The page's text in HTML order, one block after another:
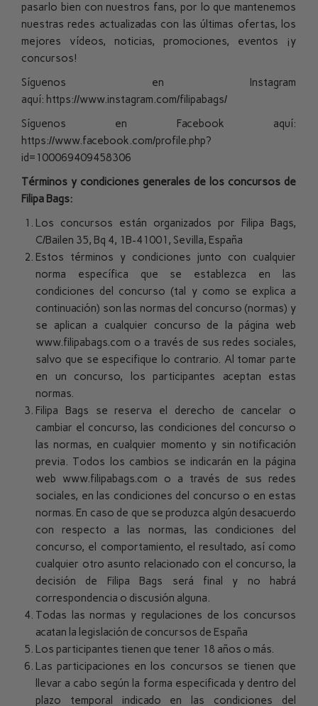
pasarlo bien con nuestros fans, por lo que mantenemos
nuestras redes actualizadas con las últimas ofertas, los
mejores vídeos, noticias, promociones, eventos ¡y
concursos!
Síguenos en Instagram
aquí: https://www.instagram.com/filipabags/
Síguenos en Facebook aquí:
https://www.facebook.com/profile.php?
id=100069409458306
Términos y condiciones generales de los concursos de
Filipa Bags:
Los concursos están organizados por Filipa Bags,
C/Bailen 35, Bq 4, 1B-41001, Sevilla, España
Estos términos y condiciones junto con cualquier
norma específica que se establezca en las
condiciones del concurso (tal y como se explica a
continuación) son las normas del concurso (normas) y
se aplican a cualquier concurso de la página web
www.filipabags.com o a través de sus redes sociales,
salvo que se especifique lo contrario. Al tomar parte
en un concurso, los participantes aceptan estas
normas.
Filipa Bags se reserva el derecho de cancelar o
cambiar el concurso, las condiciones del concurso o
las normas, en cualquier momento y sin notificación
previa. Todos los cambios se indicarán en la página
web www.filipabags.com o a través de sus redes
sociales, en las condiciones del concurso o en estas
normas. En caso de que se produzca algún desacuerdo
con respecto a las normas, las condiciones del
concurso, el comportamiento, el resultado, así como
cualquier otro asunto relacionado con el concurso, la
decisión de Filipa Bags será final y no habrá
correspondencia o discusión alguna.
Todas las normas y regulaciones de los concursos
acatan la legislación de concursos de España
Los participantes tienen que tener 18 años o más.
Las participaciones en los concursos se tienen que
llevar a cabo según la forma especificada y dentro del
plazo temporal indicado en las condiciones del